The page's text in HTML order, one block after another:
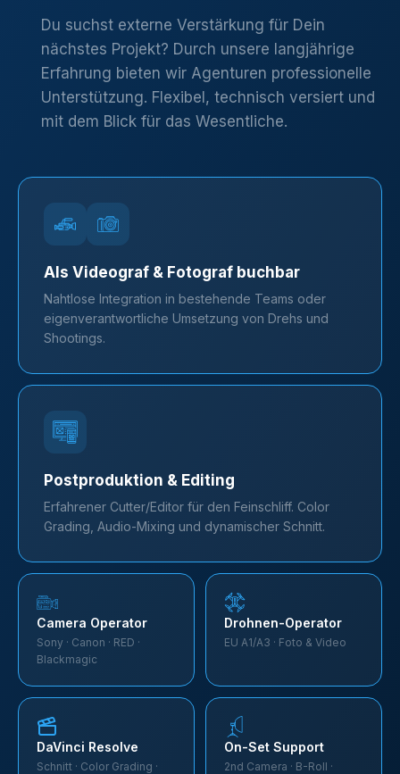
Du suchst externe Verstärkung für Dein
nächstes Projekt? Durch unsere langjährige
Erfahrung bieten wir Agenturen professionelle
Unterstützung. Flexibel, technisch versiert und
mit dem Blick für das Wesentliche.
Als Videograf & Fotograf buchbar
Nahtlose Integration in bestehende Teams oder
eigenverantwortliche Umsetzung von Drehs und
Shootings.
Postproduktion & Editing
Erfahrener Cutter/Editor für den Feinschliff. Color
Grading, Audio-Mixing und dynamischer Schnitt.
Camera Operator
Sony · Canon · RED ·
Blackmagic
Drohnen-Operator
EU A1/A3 · Foto & Video
DaVinci Resolve
Schnitt · Color Grading ·
On-Set Support
2nd Camera · B-Roll ·